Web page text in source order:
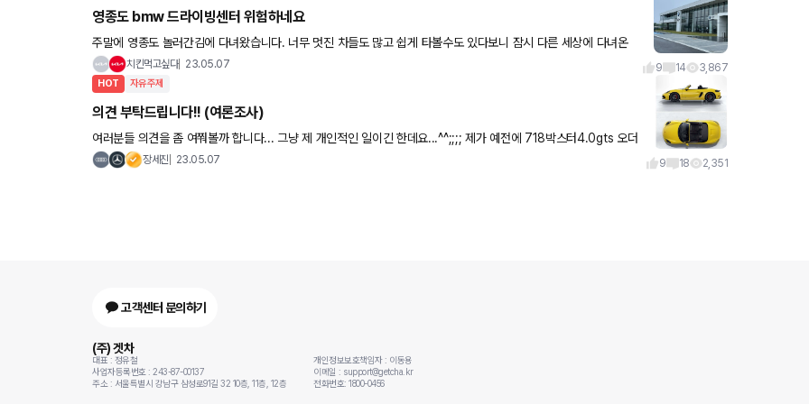
영종도 bmw 드라이빙센터 위험하네요
주말에 영종도 놀러간김에 다녀왔습니다. 너무 멋진 차들도 많고 쉽게 타볼수도 있다보니 잠시 다른 세상에 다녀온
기분이 들더군요. BMW 뽕 제대로 맞았습니다. 자제력 좋으신분들만 가보시는걸 추천
치킨먹고싶다 23.05.07 9 14 3,867
HOT 자유주제
의견 부탁드립니다!! (여론조사)
여러분들 의견을 좀 여쭤볼까 합니다... 그냥 제 개인적인 일이긴 한데요...^^;;;; 제가 예전에 718박스터4.0gts 오더
넣었다가... 지난 4월에 국내 입항된 걸... 요즘 자금 사정
장세진 23.05.07 9 18 2,351
고객센터 문의하기
(주) 겟차
대표 : 정유철
사업자등록번호 : 243-87-00137
주소 : 서울특별시 강남구 삼성로91길 32 10층, 11층, 12층
개인정보보호책임자 : 이동용
이메일 : support@getcha.kr
전화번호: 1800-0456